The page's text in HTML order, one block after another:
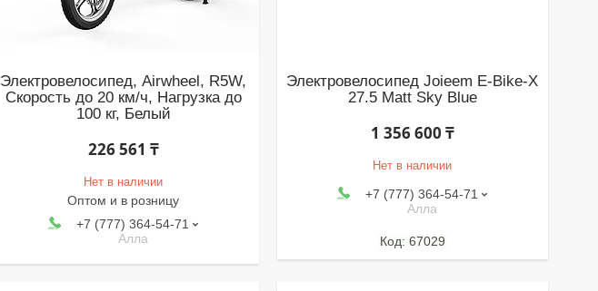
Электровелосипед, Airwheel, R5W,
Скорость до 20 км/ч, Нагрузка до
100 кг, Белый
226 561 ₸
Нет в наличии
Оптом и в розницу
+7 (777) 364-54-71
Алла
Электровелосипед Joieem E-Bike-X
27.5 Matt Sky Blue
1 356 600 ₸
Нет в наличии
+7 (777) 364-54-71
Алла
67029